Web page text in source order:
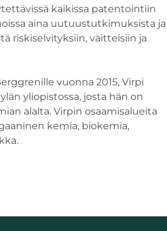
kaikissa patentointiin
aina uutuustutkimuksista ja
riskiselvityksiin, väitteisiin ja
vuonna 2015, Virpi
yliopistossa, josta hän on
alalta. Virpin osaamisalueita
kemia, biokemia,